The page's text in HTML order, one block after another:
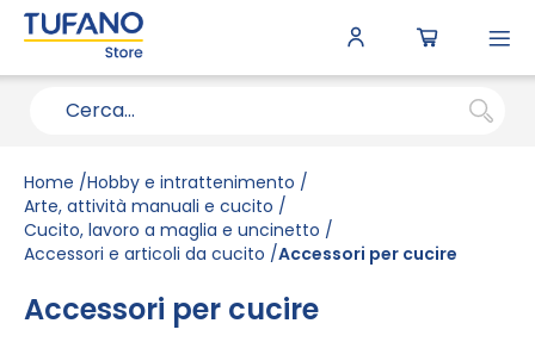
Home Hobby e intrattenimento
Arte, attività manuali e cucito
Cucito, lavoro a maglia e uncinetto
Accessori e articoli da cucito Accessori per cucire
Accessori per cucire